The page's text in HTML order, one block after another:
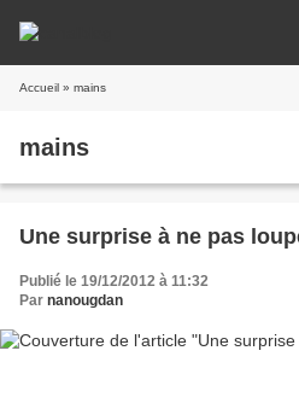
Accueil » mains
mains
Une surprise à ne pas
Publié le 19/12/2012 à 11:32
Par nanougdan